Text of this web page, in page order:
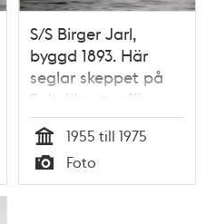
S/S Birger Jarl,
byggd 1893. Här
seglar skeppet på
Saltsjön utanför
Beckholmen. I
bakgrunden
Saltsjöqvarn.
Tid
1955 till 1975
Typ
Foto